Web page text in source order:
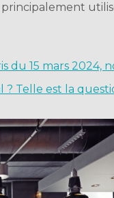
du 15 mars 2024,
Telle est la